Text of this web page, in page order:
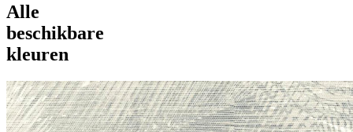
Alle
beschikbare
kleuren